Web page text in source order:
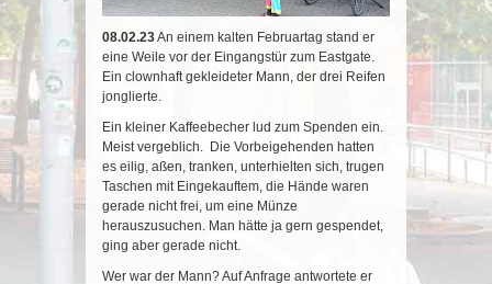
08.02.23An einem kalten Februartag stand er
eine Weile vor der Eingangstür zum Eastgate.
Ein clownhaft gekleideter Mann, der drei Reifen
jonglierte.
Ein kleiner Kaffeebecher lud zum Spenden ein.
Meist vergeblich. Die Vorbeigehenden hatten
es eilig, aßen, tranken, unterhielten sich, trugen
Taschen mit Eingekauftem, die Hände waren
gerade nicht frei, um eine Münze
herauszusuchen. Man hätte ja gern gespendet,
ging aber gerade nicht.
Wer war der Mann? Auf Anfrage antwortete er